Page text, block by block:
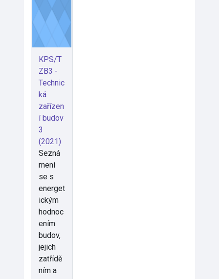
KPS/T
ZB3 -
Technic
ká
zařízen
í budov
3
(2021)
Sezná
mení
se s
energet
ickým
hodnoc
ením
budov,
jejich
zatřídě
ním a